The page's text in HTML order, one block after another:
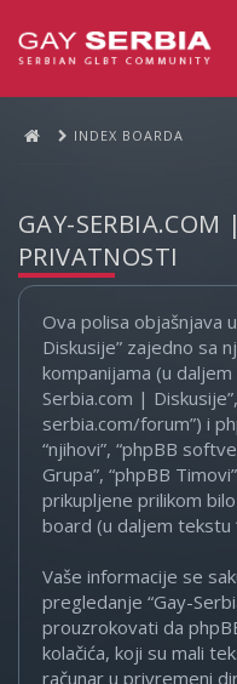
INDEX BOARDA
GAY-SERBIA.COM
PRIVATNOSTI
Ova polisa objašnjava
Diskusije” zajedno sa
kompanijama (u daljem
Serbia.com |
serbia.com/forum”) i
“njihovi”, “phpBB
Grupa”, “phpBB
prikupljene prilikom
board (u daljem tekstu
Vaše informacije se
pregledanje “Gay-
prouzrokovati da
kolačića, koji su mali
računar u privremeni